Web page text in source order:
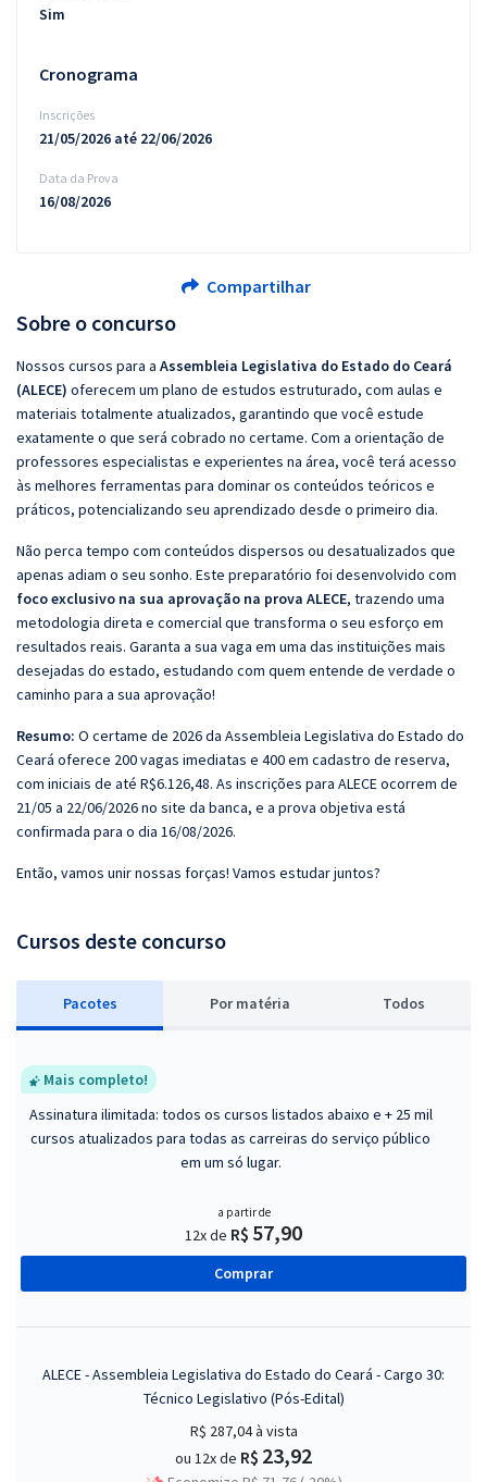
Sobre o concurso
Nossos cursos para a Assembleia Legislativa do Estado do Ceará
(ALECE) oferecem um plano de estudos estruturado, com aulas e
materiais totalmente atualizados, garantindo que você estude
exatamente o que será cobrado no certame. Com a orientação de
professores especialistas e experientes na área, você terá acesso
às melhores ferramentas para dominar os conteúdos teóricos e
práticos, potencializando seu aprendizado desde o primeiro dia.
Não perca tempo com conteúdos dispersos ou desatualizados que
apenas adiam o seu sonho. Este preparatório foi desenvolvido com
foco exclusivo na sua aprovação na prova ALECE, trazendo uma
metodologia direta e comercial que transforma o seu esforço em
resultados reais. Garanta a sua vaga em uma das instituições mais
desejadas do estado, estudando com quem entende de verdade o
caminho para a sua aprovação!
Resumo: O certame de 2026 da Assembleia Legislativa do Estado do
Ceará oferece 200 vagas imediatas e 400 em cadastro de reserva,
com iniciais de até R$6.126,48. As inscrições para ALECE ocorrem de
21/05 a 22/06/2026 no site da banca, e a prova objetiva está
confirmada para o dia 16/08/2026.
Então, vamos unir nossas forças! Vamos estudar juntos?
Cursos deste concurso
Pacotes Por matéria Todos
Mais completo!
Assinatura ilimitada: todos os cursos listados abaixo e + 25 mil
cursos atualizados para todas as carreiras do serviço público
em um só lugar.
a partir de
12x de R$ 57,90
Comprar
ALECE - Assembleia Legislativa do Estado do Ceará - Cargo 30:
Técnico Legislativo (Pós-Edital)
R$ 287,04à vista
ou 12x de R$ 23,92
Sim
Cronograma
Inscrições
21/05/2026 até 22/06/2026
Data da Prova
16/08/2026
Compartilhar